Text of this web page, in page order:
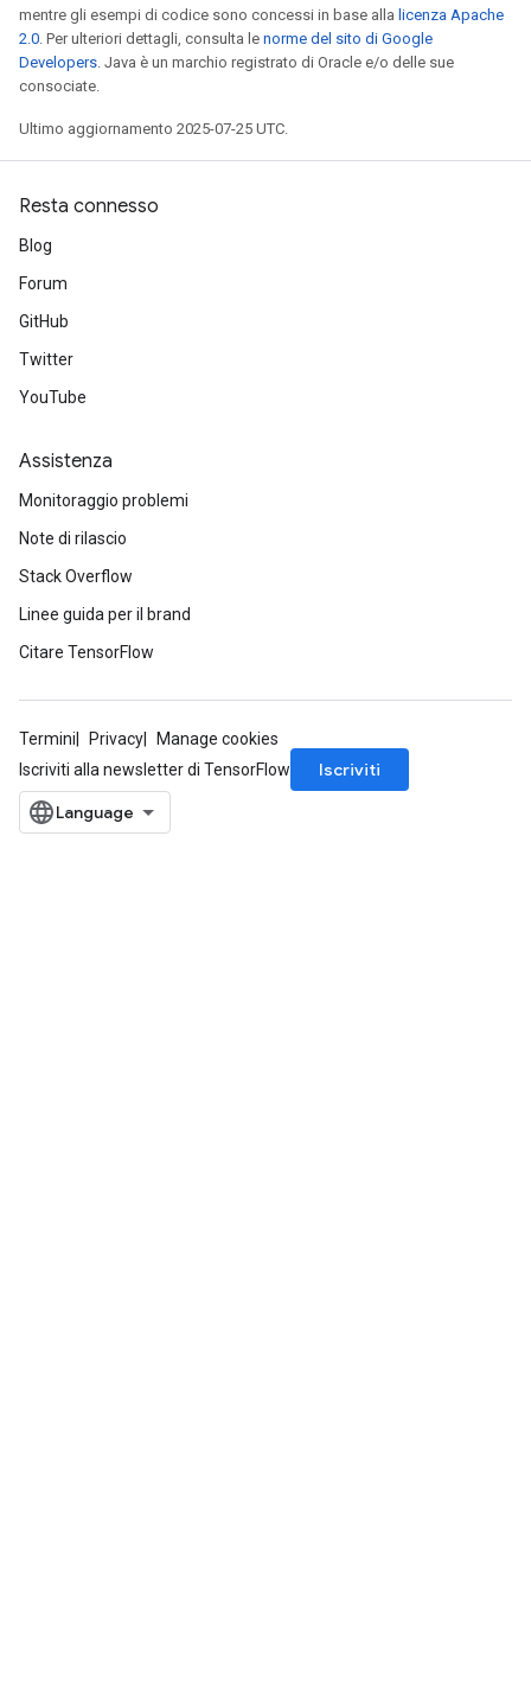
mentre gli esempi di codice sono concessi in base alla licenza Apache
2.0. Per ulteriori dettagli, consulta le norme del sito di Google
Developers. Java è un marchio registrato di Oracle e/o delle sue
consociate.
Ultimo aggiornamento 2025-07-25 UTC.
Resta connesso
Blog
Forum
GitHub
Twitter
YouTube
Assistenza
Monitoraggio problemi
Note di rilascio
Stack Overflow
Linee guida per il brand
Citare TensorFlow
Termini Privacy
Manage cookies
Iscriviti alla newsletter di TensorFlow
Iscriviti